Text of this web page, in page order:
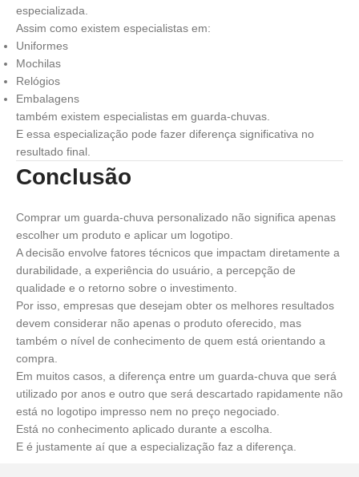
especializada.
Assim como existem especialistas em:
Uniformes
Mochilas
Relógios
Embalagens
também existem especialistas em guarda-chuvas.
E essa especialização pode fazer diferença significativa no
resultado final.
Conclusão
Comprar um guarda-chuva personalizado não significa apenas
escolher um produto e aplicar um logotipo.
A decisão envolve fatores técnicos que impactam diretamente a
durabilidade, a experiência do usuário, a percepção de
qualidade e o retorno sobre o investimento.
Por isso, empresas que desejam obter os melhores resultados
devem considerar não apenas o produto oferecido, mas
também o nível de conhecimento de quem está orientando a
compra.
Em muitos casos, a diferença entre um guarda-chuva que será
utilizado por anos e outro que será descartado rapidamente não
está no logotipo impresso nem no preço negociado.
Está no conhecimento aplicado durante a escolha.
E é justamente aí que a especialização faz a diferença.